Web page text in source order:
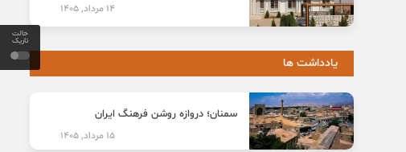
حالت
تاریک
14 مرداد, 1405
یادداشت ها
سمنان؛ دروازه روشن فرهنگ ایران
15 مرداد, 1405